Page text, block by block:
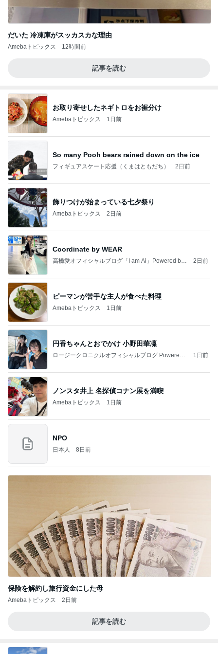
だいた 冷凍庫がスッカスカな理由
Amebaトピックス 12時間前
記事を読む
お取り寄せしたネギトロをお裾分け
Amebaトピックス 1日前
So many Pooh bears rained down on the ice
フィギュアスケート応援（くまはともだち） 2日前
飾りつけが始まっている七夕祭り
Amebaトピックス 2日前
Coordinate by WEAR
高橋愛オフィシャルブログ「I am Ai」Powered by
2日前
ピーマンが苦手な主人が食べた料理
Amebaトピックス 1日前
円香ちゃんとおでかけ 小野田華凜
ロージークロニクルオフィシャルブログ Powered
1日前
ノンスタ井上 名探偵コナン展を満喫
Amebaトピックス 1日前
NPO
日本人 8日前
保険を解約し旅行資金にした母
Amebaトピックス 2日前
記事を読む